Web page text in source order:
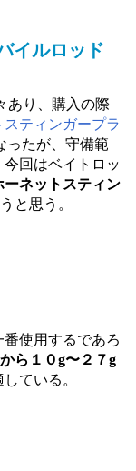
イルロッド
あり、購入の際
スティンガープラ
たが、守備範
回はベイトロッ
ーネットスティン
と思う。
使用するであろ
ら１０g〜２７g
している。